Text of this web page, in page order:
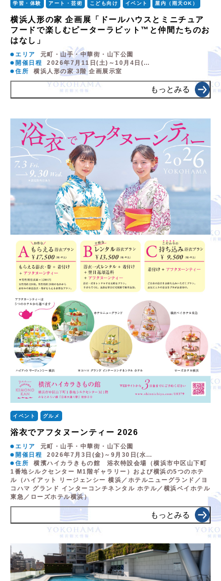
学習・体験 アート・芸術 こども向け イベント 屋内（雨天OK）
横浜人形の家 企画展「ドールハウスとミニチュア
フードで楽しむピーターラビット™と仲間たちのお
はなし」
エリア
元町・山手・中華街・山下公園
開催日程
2026年7月11日(土)～10月4日(…
住所
横浜人形の家 3階 企画展示室
もっとみる
イベント グルメ
浴衣でアフタヌーンティー 2026
エリア
元町・山手・中華街・山下公園
開催日程
2026年7月3日(金)～9月30日(水…
住所
横濱ハイカラきもの館 浴衣特設会場（横浜市中区山下町
1番地シルクセンター M1階ギャラリー）および横浜の5つのホテ
ル（ハイアット リージェンシー 横浜／ホテルニューグランド／ヨ
コハマ グランド インターコンチネンタル ホテル／横浜ベイホテル
東急／ローズホテル横浜）
もっとみる